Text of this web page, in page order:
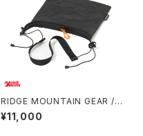
RIDGE MOUNTAIN GEAR / S
ACOCHE
¥11,000